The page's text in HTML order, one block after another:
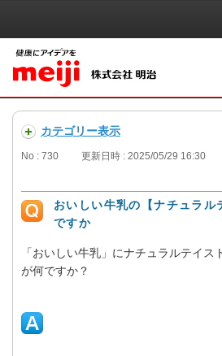
カテゴリー表示
No : 730 更新日時 : 2025/05/29 16:30
おいしい牛乳の【ナチュラル
ですか
「おいしい牛乳」にナチュラルテイス
が何ですか？